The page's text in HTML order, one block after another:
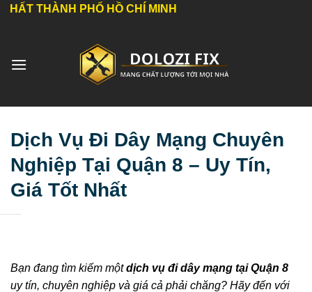
Bỏ
dung
PHỐ HỒ CHÍ MINH
Dịch Vụ Đi Dây Mạng Chuyên
Nghiệp Tại Quận 8 – Uy Tín,
Giá Tốt Nhất
Bạn đang tìm kiếm mộtdịch vụ đi dây mạng tại Quận 8
uy tín, chuyên nghiệp và giá cả phải chăng? Hãy đến với